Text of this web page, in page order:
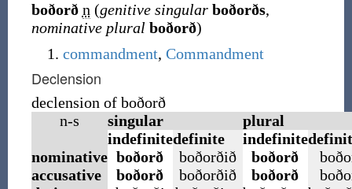
boðorð n (genitive singular boðorðs,
nominative plural boðorð)
commandment, Commandment
Declension
declension of boðorð
n-s
singular
plural
indefinitedefinite indefinite
nominative boðorð boðorðið boðorð
accusative
boðorð boðorðið boðorð